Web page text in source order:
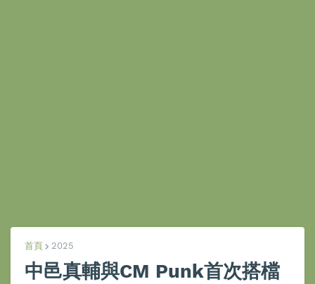
首頁 2025
中邑真輔與CM Punk首次搭檔